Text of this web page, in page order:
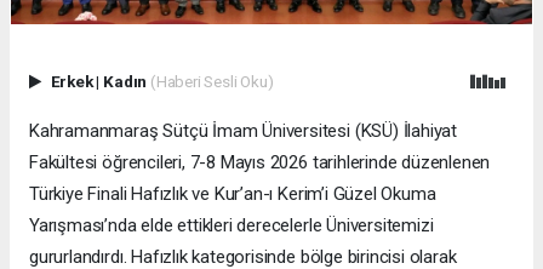
Erkek| Kadın (Haberi Sesli Oku)
Kahramanmaraş Sütçü İmam Üniversitesi (KSÜ) İlahiyat
Fakültesi öğrencileri, 7-8 Mayıs 2026 tarihlerinde düzenlenen
Türkiye Finali Hafızlık ve Kur’an-ı Kerim’i Güzel Okuma
Yarışması’nda elde ettikleri derecelerle Üniversitemizi
gururlandırdı. Hafızlık kategorisinde bölge birincisi olarak